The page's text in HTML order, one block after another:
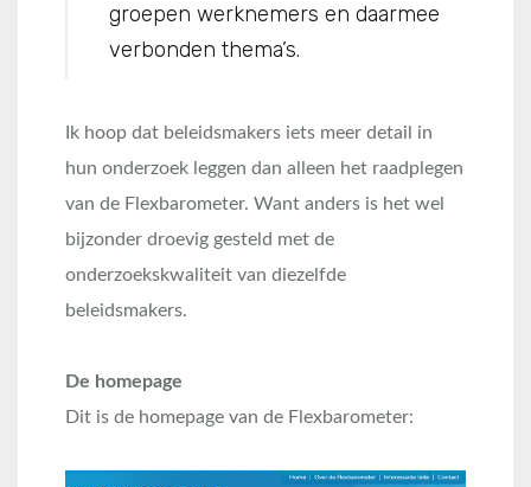
groepen werknemers en daarmee
verbonden thema’s.
Ik hoop dat beleidsmakers iets meer detail in
hun onderzoek leggen dan alleen het raadplegen
van de Flexbarometer. Want anders is het wel
bijzonder droevig gesteld met de
onderzoekskwaliteit van diezelfde
beleidsmakers.
De homepage
Dit is de homepage van de Flexbarometer: